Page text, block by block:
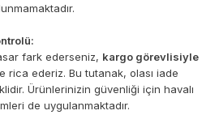
fark ederseniz, kargo görevlisiyle
rica ederiz. Bu tutanak, olası iade
Ürünlerinizin güvenliği için havalı
de uygulanmaktadır.